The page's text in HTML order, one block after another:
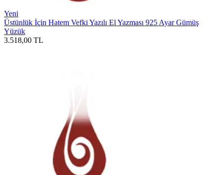
Yeni
Üstünlük İçin Hatem Vefki Yazılı El Yazması 925 Ayar Gümüş
Yüzük
3.518,00 TL